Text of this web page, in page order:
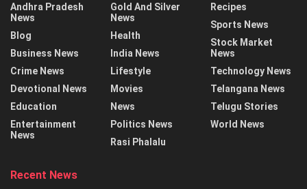
Andhra Pradesh
News
Blog
Business News
Crime News
Devotional News
Education
Entertainment
News
Gold And Silver
News
Health
India News
Lifestyle
Movies
News
Politics News
Rasi Phalalu
Recipes
Sports News
Stock Market
News
Technology News
Telangana News
Telugu Stories
World News
Recent News